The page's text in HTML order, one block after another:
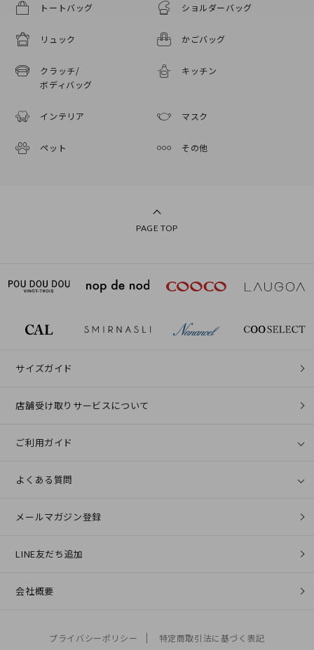
トートバッグ ショルダーバッグ
リュック かごバッグ
クラッチ/
ボディバッグ
キッチン
インテリア マスク
ペット その他
PAGE TOP
サイズガイド
店舗受け取りサービスについて
ご利用ガイド
よくある質問
メールマガジン登録
LINE友だち追加
会社概要
プライバシーポリシー 特定商取引法に基づく表記